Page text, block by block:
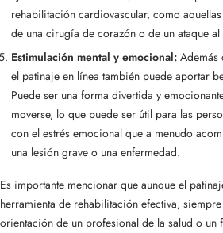
rehabilitación cardiovascular, como
de una cirugía de corazón o de un ataque
Estimulación mental y emocional:
el patinaje en línea también puede aportar
Puede ser una forma divertida y
moverse, lo que puede ser útil para las
con el estrés emocional que a menudo
una lesión grave o una enfermedad.
Es importante mencionar que aunque el
herramienta de rehabilitación efectiva,
orientación de un profesional de la salud o un